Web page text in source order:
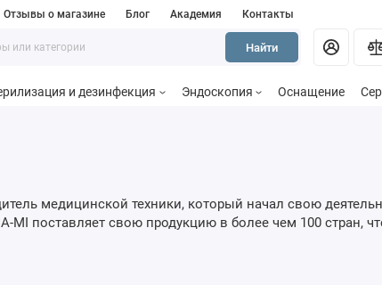
Отзывы о магазине Блог Академия Контакты
Найти
и дезинфекция Эндоскопия Оснащение
медицинской техники, который начал свою
MI поставляет свою продукцию в более чем 100 стран,